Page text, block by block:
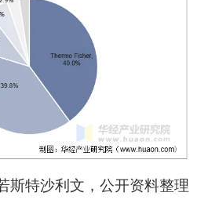
斯特沙利文，公开资料整理